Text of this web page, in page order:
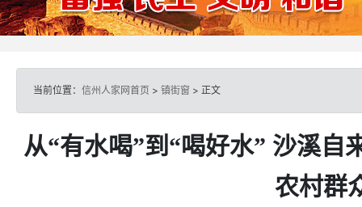
当前位置： 信州人家网首页 > 镇街窗 > 正文
从“有水喝”到“喝好水” 沙溪自
农村群